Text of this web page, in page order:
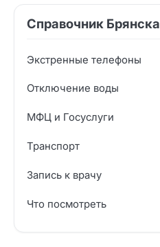
Справочник Брянска
Экстренные телефоны
Отключение воды
МФЦ и Госуслуги
Транспорт
Запись к врачу
Что посмотреть